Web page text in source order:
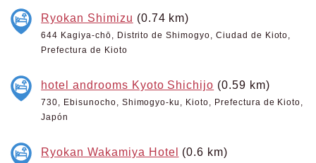
Ryokan Shimizu (0.74 km)
644 Kagiya-chō, Distrito de Shimogyo, Ciudad de Kioto,
Prefectura de Kioto
hotel androoms Kyoto Shichijo (0.59 km)
730, Ebisunocho, Shimogyo-ku, Kioto, Prefectura de Kioto,
Japón
Ryokan Wakamiya Hotel (0.6 km)